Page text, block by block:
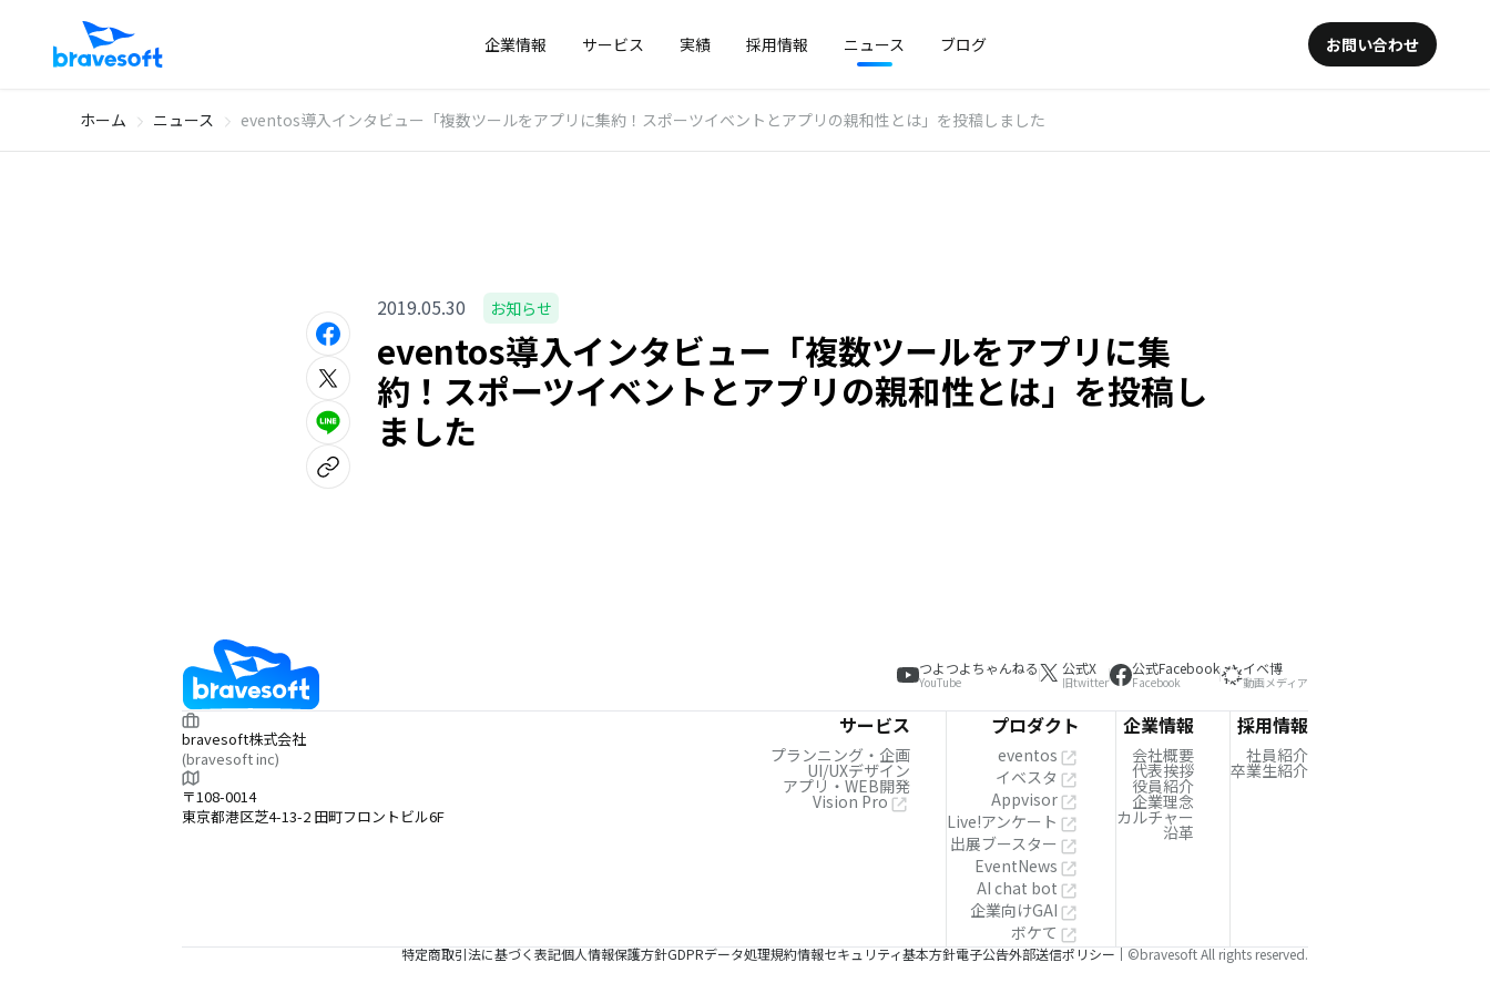
企業情報 サービス 実績 採用情報 ニュース ブログ お問い合わせ
ホーム ニュース eventos導入インタビュー「複数ツールをアプリに集約！スポーツイベントとアプリの親和性とは」を投稿しました
2019.05.30 お知らせ
eventos導入インタビュー「複数ツールをアプリに集
約！スポーツイベントとアプリの親和性とは」を投稿し
ました
つよつよちゃんねる
YouTube
公式X
旧twitter
公式Facebook
Facebook
イベ博
動画メディア
bravesoft株式会社
(bravesoft inc)
〒108-0014
東京都港区芝4-13-2 田町フロントビル6F
サービス
プランニング・企画
UI/UXデザイン
アプリ・WEB開発
Vision Pro
プロダクト
eventos
イベスタ
Appvisor
Live!アンケート
出展ブースター
EventNews
AI chat bot
企業向けGAI
ボケて
企業情報
会社概要
代表挨拶
役員紹介
企業理念
カルチャー
沿革
採用情報
社員紹介
卒業生紹介
特定商取引法に基づく表記個人情報保護方針GDPRデータ処理規約情報セキュリティ基本方針電子公告外部送信ポリシー ©bravesoft All rights reserved.